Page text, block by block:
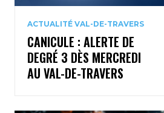
ACTUALITÉ VAL-DE-TRAVERS
CANICULE : ALERTE DE
DEGRÉ 3 DÈS MERCREDI
AU VAL-DE-TRAVERS